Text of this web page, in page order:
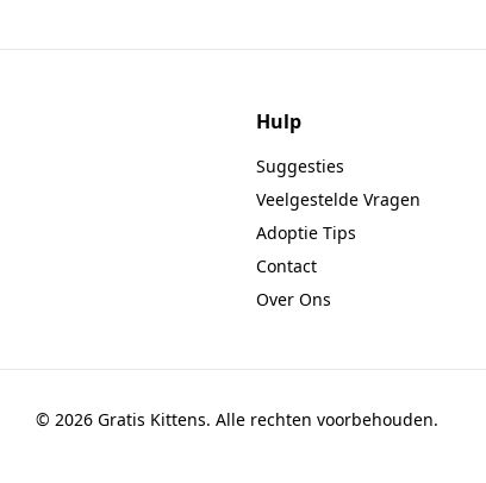
Hulp
Suggesties
Veelgestelde Vragen
Adoptie Tips
Contact
Over Ons
© 2026 Gratis Kittens. Alle rechten voorbehouden.